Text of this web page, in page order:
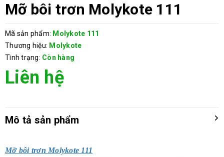
Mỡ bôi trơn Molykote 111
Mã sản phẩm: Molykote 111
Thương hiệu: Molykote
Tình trạng: Còn hàng
Liên hệ
Mô tả sản phẩm
Mỡ bôi trơn Molykote 111